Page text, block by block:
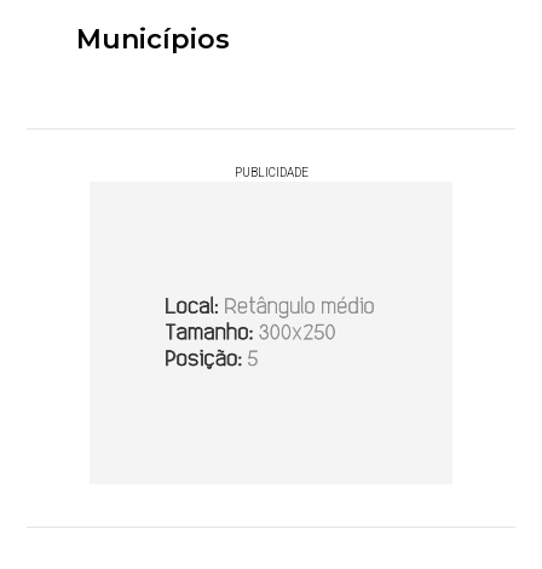
Municípios
PUBLICIDADE